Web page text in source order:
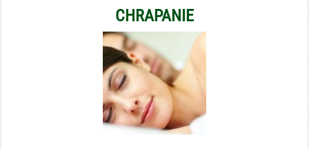
CHRAPANIE